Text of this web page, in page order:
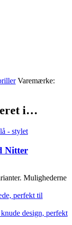
Varemærke:
i…
Nitter
Mulighederne